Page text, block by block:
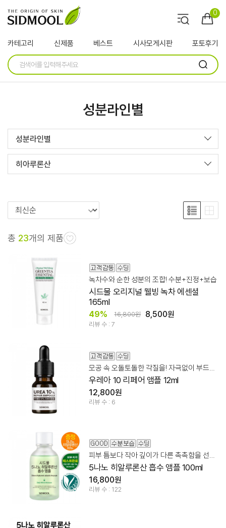
0
카테고리 신제품 베스트 시사모게시판 포토후기
성분라인별
성분라인별
히아루론산
총 23개의 제품
녹차수와 순한 성분의 조합! 수분+진정+보습
시드물 오리지널 웰빙 녹차 에센셜
165ml
49% 16,800원 8,500원
리뷰 수 : 7
우레아 10 리페어 앰플 12ml
12,800원
리뷰 수 : 6
피부 틈보다 작아 깊이가 다른 촉촉함을 선사하는 흡수 앰플
5나노 히알루론산 흡수 앰플 100ml
16,800원
리뷰 수 : 122